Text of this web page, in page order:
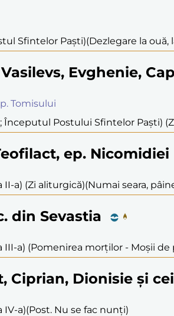
Sfintelor Paști)(Dezlegare la
Evghenie,
Tomisului
Începutul Postului Sfintelor Paști)
ep. Nicomidiei
II-a) (Zi aliturgică)(Numai seara,
din Sevastia
III-a) (Pomenirea morților - Moșii de
Ciprian, Dionisie și
IV-a)(Post. Nu se fac nunți)